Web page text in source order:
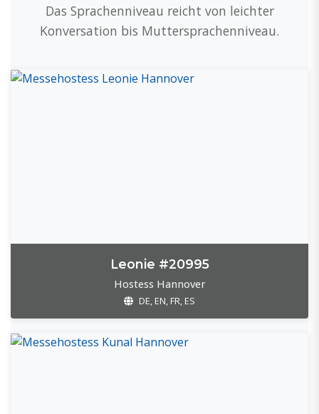
Das Sprachenniveau reicht von leichter
Konversation bis Muttersprachenniveau.
Leonie #20995
Hostess Hannover
DE, EN, FR, ES